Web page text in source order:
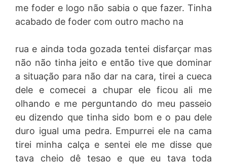
me foder e logo não sabia o que fazer. Tinha
acabado de foder com outro macho na
rua e ainda toda gozada tentei disfarçar mas
não não tinha jeito e então tive que dominar
a situação para não dar na cara, tirei a cueca
dele e comecei a chupar ele ficou ali me
olhando e me perguntando do meu passeio
eu dizendo que tinha sido bom e o pau dele
duro igual uma pedra. Empurrei ele na cama
tirei minha calça e sentei ele me disse que
tava cheio dê tesao e que eu tava toda